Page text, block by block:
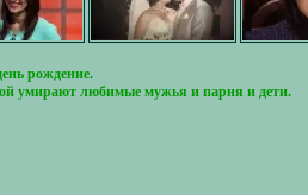
рождение.
умирают любимые мужья и парня и дети.